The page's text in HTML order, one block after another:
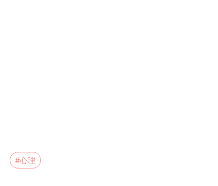
#心理